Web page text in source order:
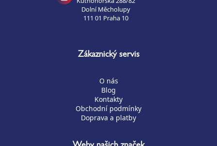
Dolní Měcholupy
111 01 Praha 10
Zákaznický servis
O nás
Blog
Kontakty
Obchodní podmínky
Doprava a platby